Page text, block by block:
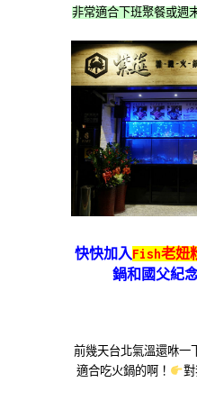
非常適合下班聚餐或週
快快加入Fish老妞
鍋和國父紀
前幾天台北氣溫還咻一
適合吃火鍋的啊！